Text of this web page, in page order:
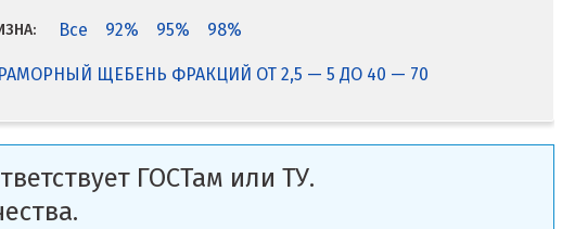
Все 92% 95% 98%
ЩЕБЕНЬ ФРАКЦИЙ ОТ 2,5 — 5 ДО 40 — 70
ГОСТам или ТУ.